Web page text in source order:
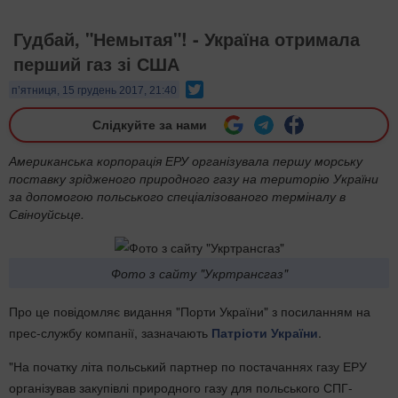
Гудбай, "Немытая"! - Україна отримала
перший газ зі США
п’ятниця, 15 грудень 2017, 21:40
Слідкуйте за нами
Американська корпорація ЕРУ організувала першу морську
поставку зрідженого природного газу на територію України
за допомогою польського спеціалізованого терміналу в
Свіноуйсьце.
Фото з сайту "Укртрансгаз"
Про це повідомляє видання "Порти України" з посиланням на
прес-службу компанії, зазначають Патріоти України.
"На початку літа польський партнер по постачаннях газу ЕРУ
організував закупівлі природного газу для польського СПГ-